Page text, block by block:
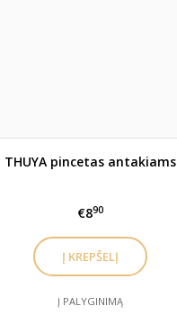
THUYA pincetas antakiams
€890
Į PALYGINIMĄ